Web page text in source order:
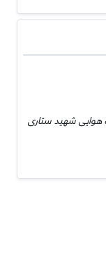
هوایی شهید ستاری